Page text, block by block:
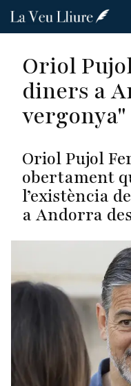
Vés
Oriol
diners a
vergonya"
Oriol Pujol
obertament
l’existència
a Andorra